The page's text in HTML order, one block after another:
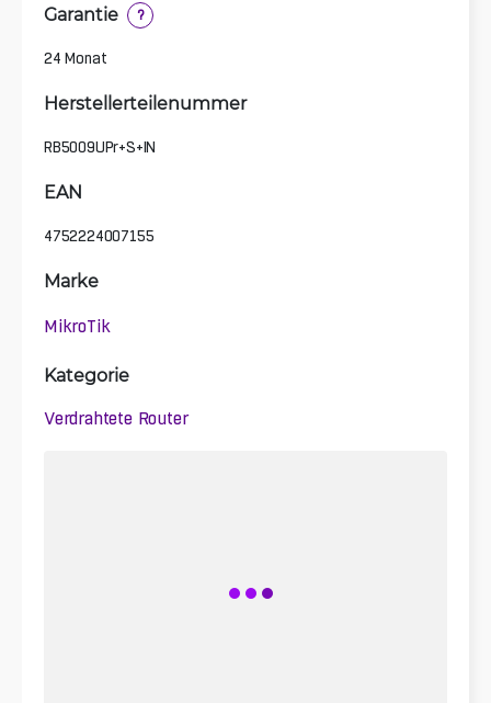
Garantie ?
24 Monat
Herstellerteilenummer
RB5009UPr+S+IN
EAN
4752224007155
Marke
MikroTik
Kategorie
Verdrahtete Router